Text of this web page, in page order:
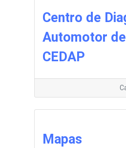
Centro de
Automotor
CEDAP
Mapas